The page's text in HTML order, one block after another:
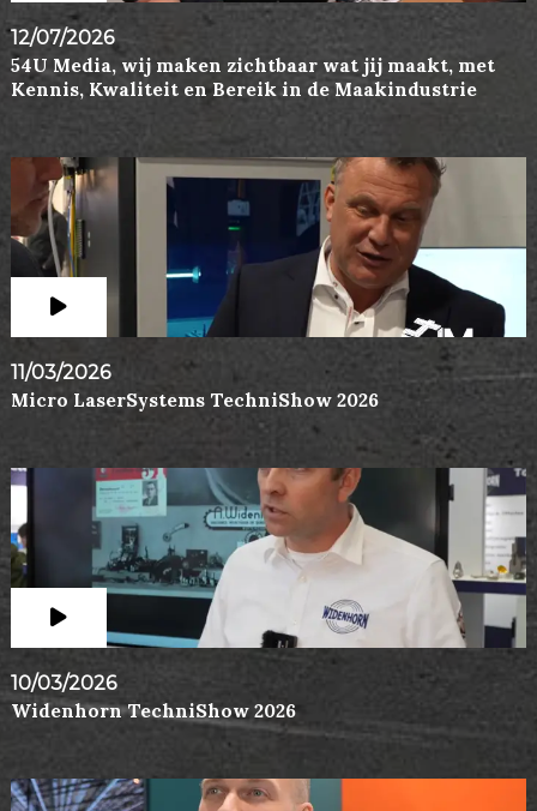
12/07/2026
54U Media, wij maken zichtbaar wat jij maakt, met
Kennis, Kwaliteit en Bereik in de Maakindustrie
11/03/2026
Micro LaserSystems TechniShow 2026
10/03/2026
Widenhorn TechniShow 2026